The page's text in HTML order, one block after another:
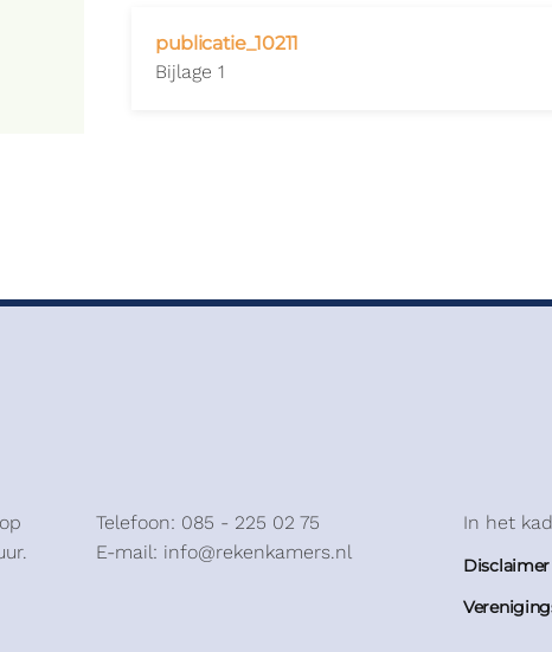
publicatie_10211
Bijlage 1
Telefoon: 085 - 225 02 75
E-mail: info@rekenkamers.nl
In het
Disclaimer